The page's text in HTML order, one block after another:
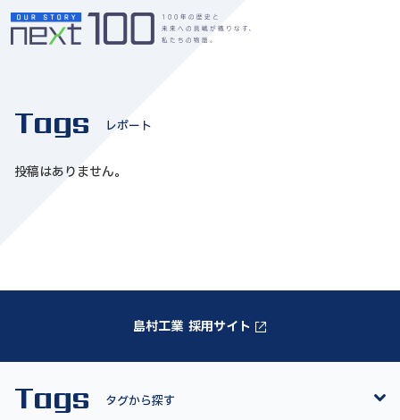
Tags レポート
投稿はありません。
島村工業 採用サイト
Tags タグから探す